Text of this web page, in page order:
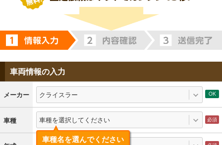
車両情報の入力
メーカー クライスラー
車種 車種を選択してください
車種名を選んでください